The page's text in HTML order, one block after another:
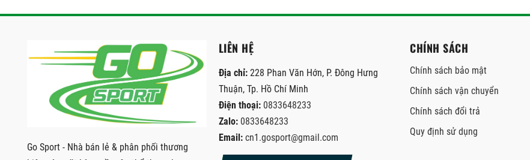
Go Sport - Nhà bán lẻ & phân phối thương
LIÊN HỆ
Địa chỉ: 228 Phan Văn Hớn, P. Đông Hưng
Thuận, Tp. Hồ Chí Minh
Điện thoại: 0833648233
Zalo: 0833648233
Email: cn1.gosport@gmail.com
CHÍNH SÁCH
Chính sách bảo mật
Chính sách vận chuyển
Chính sách đổi trả
Quy định sử dụng